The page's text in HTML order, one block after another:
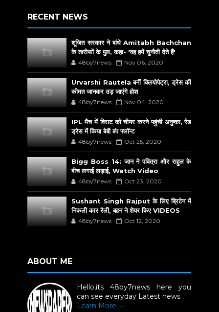
RECENT NEWS
शूजित सरकार ने बांधे Amitabh Bachchan
के तारीफों के पुल, कहा- 'वह हमें चुनौती देते हैं'
48by7news Nov 06, 2020
Urvarshi Rautela बनीं क्लियोपेट्रा, ड्रेस की
कीमत जानकर उड़ जाएंगे होश
48by7news Nov 04, 2020
IPL मैच में विराट को चीयर करने पहुंची अनुष्का, रेड
ड्रेस में किया बेबी बंप फ्लॉन्ट
48by7news Oct 25, 2020
Bigg Boss 14: जान ने पवित्रा और राहुल के
बीच लगाई लड़ाई, Watch Video
48by7news Oct 23, 2020
Sushant Singh Rajput के लिए ब्रिटेन में
निकली कार रैली, बहन ने शेयर किए VIDEOS
48by7news Oct 12, 2020
ABOUT ME
Hello,its 48by7news here you
can see everyday Latest news .
Learn More →